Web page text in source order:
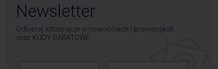
Newsletter
Odbieraj informacje o nowościach i promocjach
oraz KODY RABATOWE